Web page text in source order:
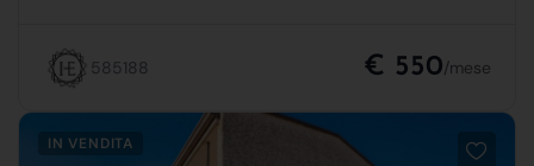
585188 € 550/mese
IN VENDITA